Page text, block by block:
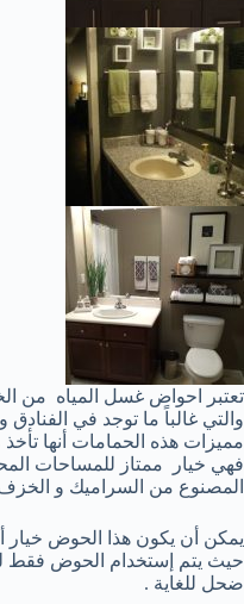
تعتبر احواض غسل المياه من
والتي غالباً ما توجد في
مميزات هذه الحمامات أنها
فهي خيار ممتاز للمساحات
المصنوع من السراميك و
يمكن أن يكون هذا الحوض
حيث يتم إستخدام الحوض فقط
ضحل للغاية .